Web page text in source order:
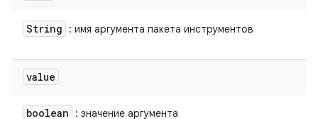
String : имя аргумента пакета инструментов
value
boolean : значение аргумента